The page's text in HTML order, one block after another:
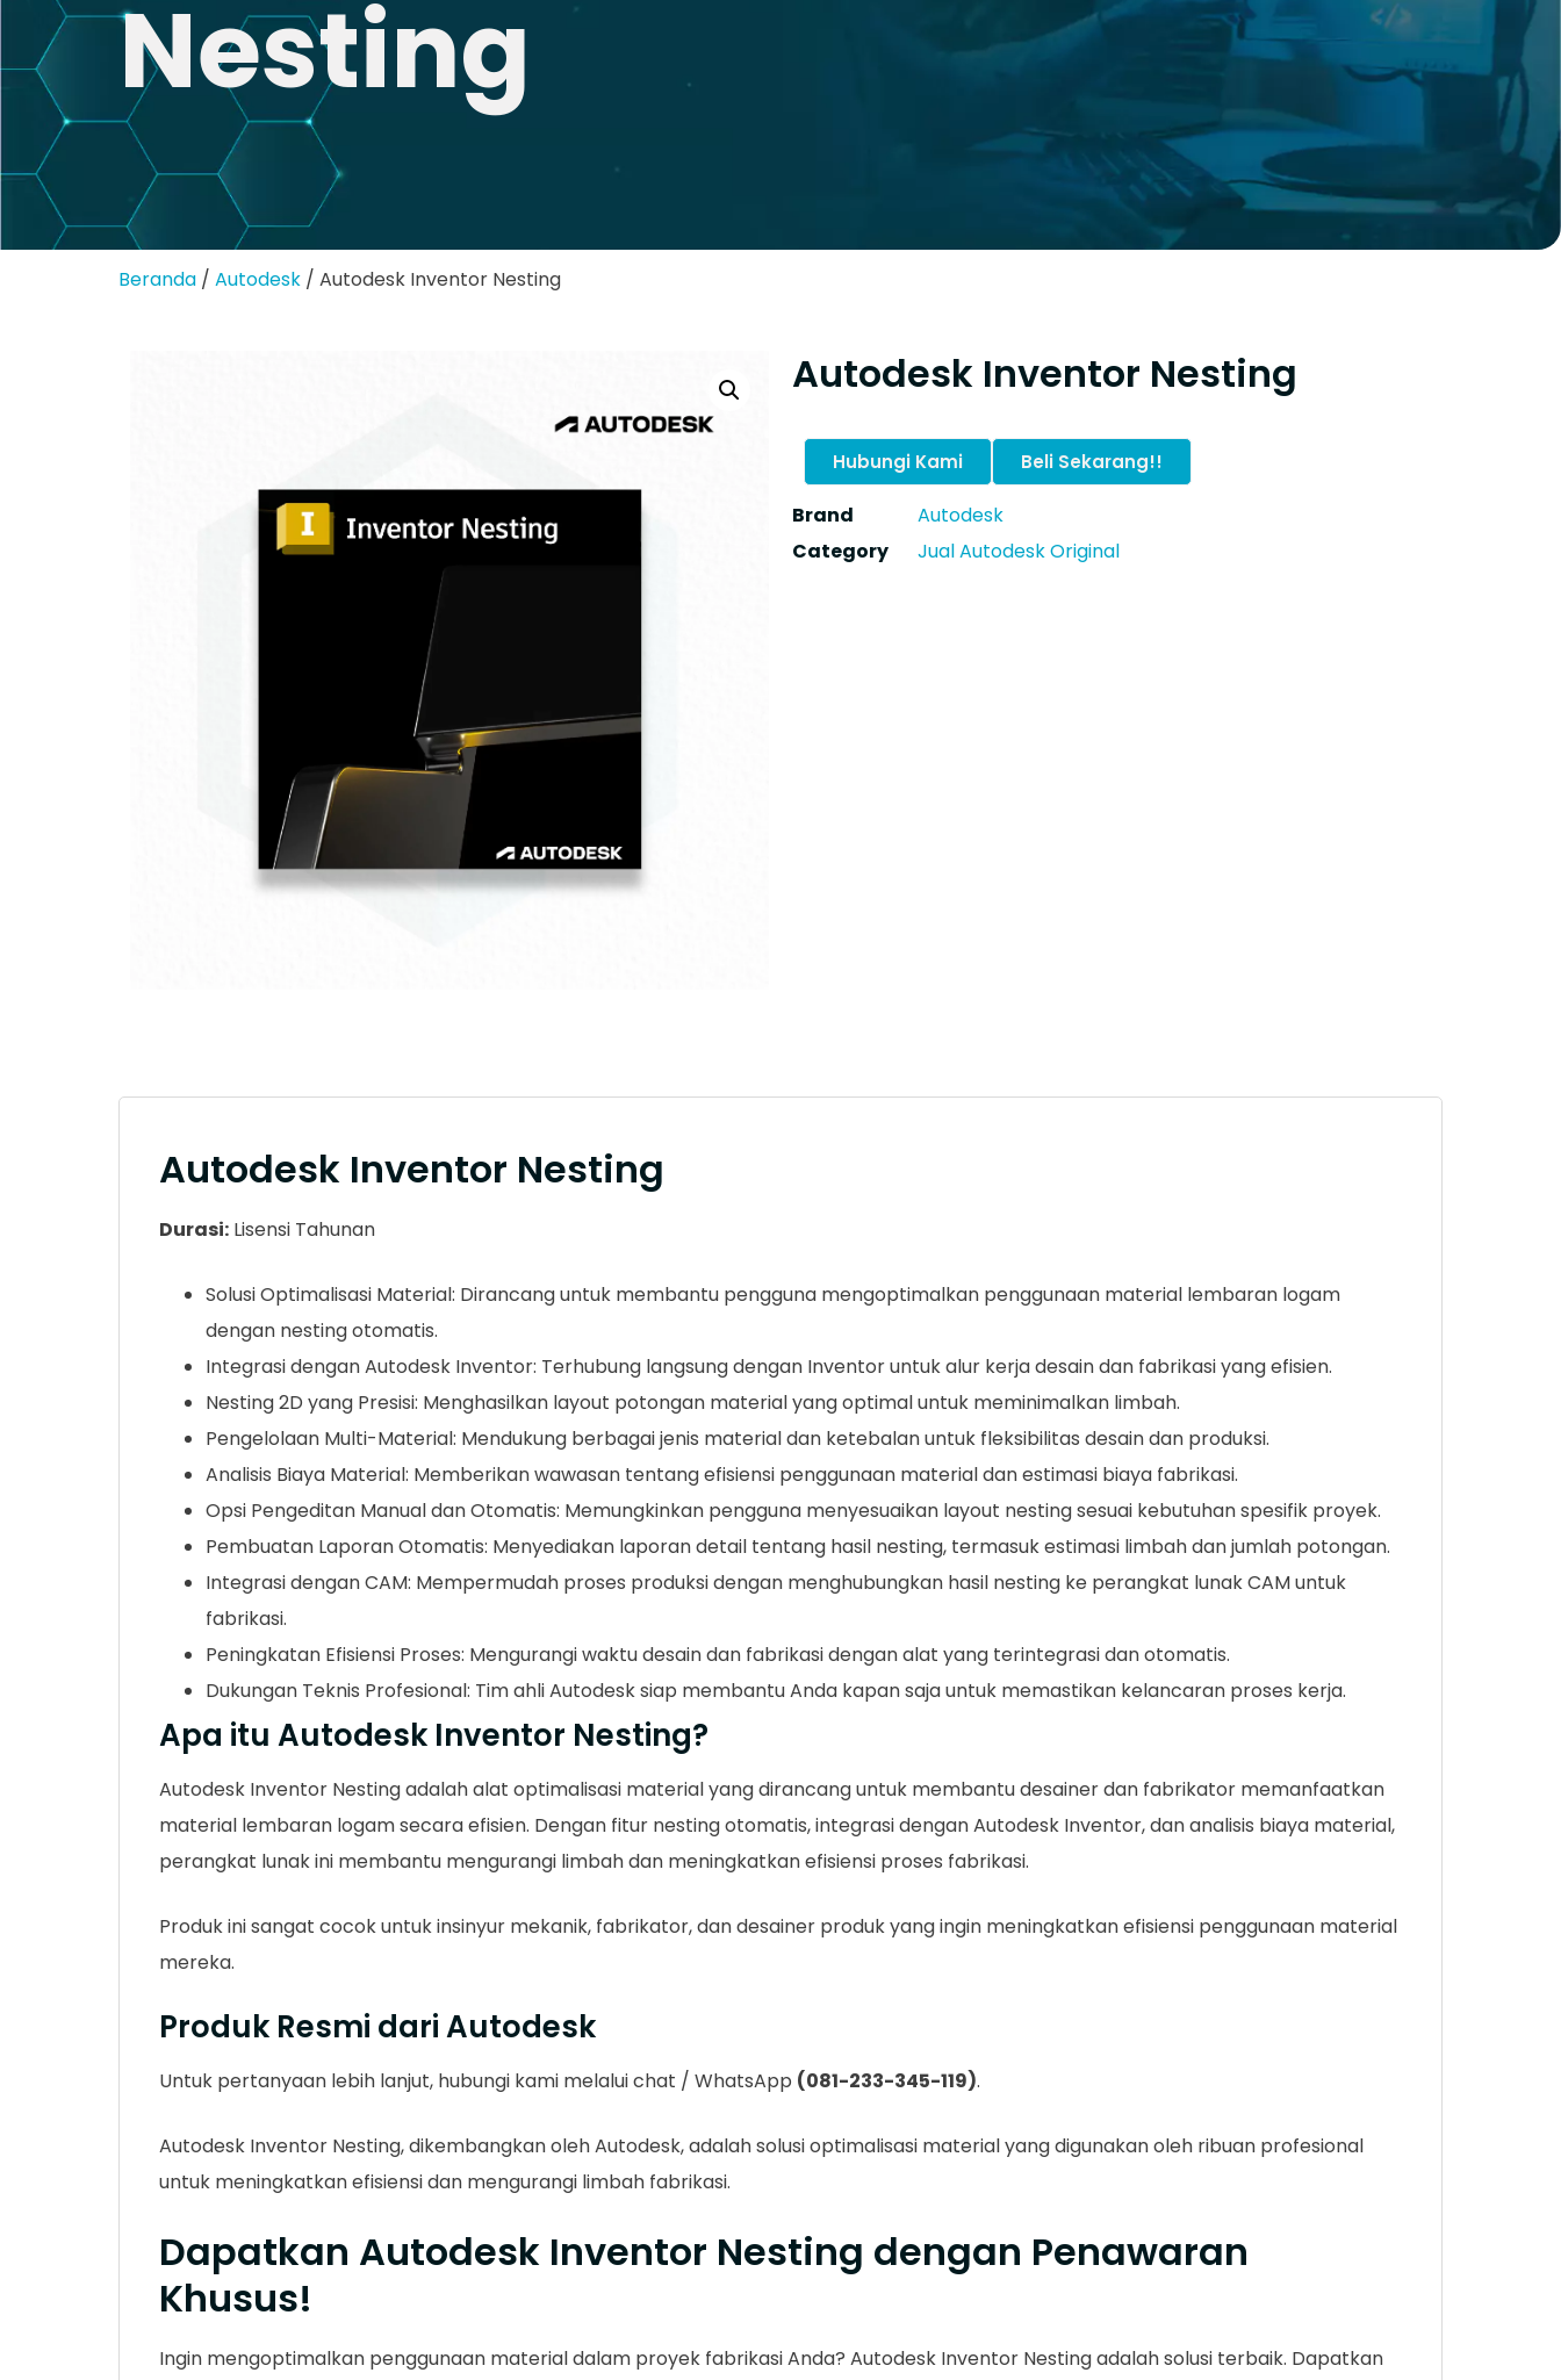
Nesting
Beranda / Autodesk / Autodesk Inventor Nesting
Autodesk Inventor Nesting
Hubungi Kami Beli Sekarang!!
Brand
Autodesk
Category
Jual Autodesk Original
Autodesk Inventor Nesting
Durasi: Lisensi Tahunan
Solusi Optimalisasi Material: Dirancang untuk membantu pengguna mengoptimalkan penggunaan material lembaran logam
dengan nesting otomatis.
Integrasi dengan Autodesk Inventor: Terhubung langsung dengan Inventor untuk alur kerja desain dan fabrikasi yang efisien.
Nesting 2D yang Presisi: Menghasilkan layout potongan material yang optimal untuk meminimalkan limbah.
Pengelolaan Multi-Material: Mendukung berbagai jenis material dan ketebalan untuk fleksibilitas desain dan produksi.
Analisis Biaya Material: Memberikan wawasan tentang efisiensi penggunaan material dan estimasi biaya fabrikasi.
Opsi Pengeditan Manual dan Otomatis: Memungkinkan pengguna menyesuaikan layout nesting sesuai kebutuhan spesifik proyek.
Pembuatan Laporan Otomatis: Menyediakan laporan detail tentang hasil nesting, termasuk estimasi limbah dan jumlah potongan.
Integrasi dengan CAM: Mempermudah proses produksi dengan menghubungkan hasil nesting ke perangkat lunak CAM untuk
fabrikasi.
Peningkatan Efisiensi Proses: Mengurangi waktu desain dan fabrikasi dengan alat yang terintegrasi dan otomatis.
Dukungan Teknis Profesional: Tim ahli Autodesk siap membantu Anda kapan saja untuk memastikan kelancaran proses kerja.
Apa itu Autodesk Inventor Nesting?
Autodesk Inventor Nesting adalah alat optimalisasi material yang dirancang untuk membantu desainer dan fabrikator memanfaatkan
material lembaran logam secara efisien. Dengan fitur nesting otomatis, integrasi dengan Autodesk Inventor, dan analisis biaya material,
perangkat lunak ini membantu mengurangi limbah dan meningkatkan efisiensi proses fabrikasi.
Produk ini sangat cocok untuk insinyur mekanik, fabrikator, dan desainer produk yang ingin meningkatkan efisiensi penggunaan material
mereka.
Produk Resmi dari Autodesk
Untuk pertanyaan lebih lanjut, hubungi kami melalui chat / WhatsApp (081-233-345-119).
Autodesk Inventor Nesting, dikembangkan oleh Autodesk, adalah solusi optimalisasi material yang digunakan oleh ribuan profesional
untuk meningkatkan efisiensi dan mengurangi limbah fabrikasi.
Dapatkan Autodesk Inventor Nesting dengan Penawaran
Khusus!
Ingin mengoptimalkan penggunaan material dalam proyek fabrikasi Anda? Autodesk Inventor Nesting adalah solusi terbaik. Dapatkan